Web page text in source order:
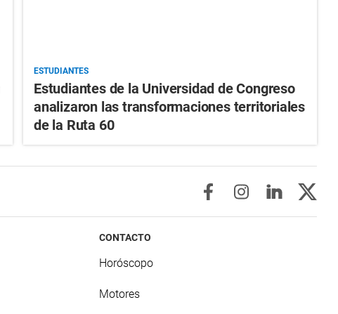
ESTUDIANTES
Estudiantes de la Universidad de Congreso
analizaron las transformaciones territoriales
de la Ruta 60
CONTACTO
Horóscopo
Motores